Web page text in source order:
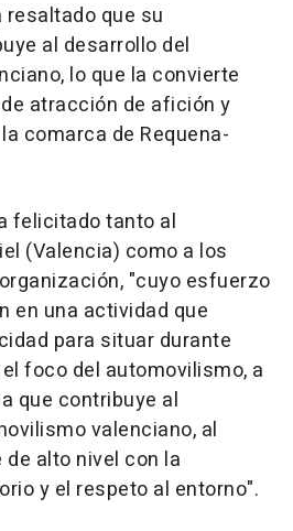
que su
al desarrollo del
lo que la convierte
atracción de afición y
comarca de Requena-
felicitado tanto al
(Valencia) como a los
"cuyo esfuerzo
en una actividad que
para situar durante
foco del automovilismo, a
que contribuye al
valenciano, al
alto nivel con la
y el respeto al entorno".